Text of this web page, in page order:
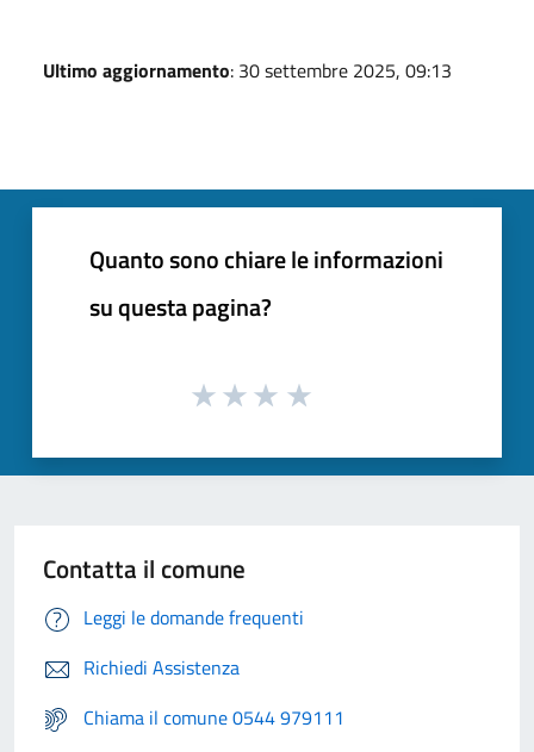
Ultimo aggiornamento: 30 settembre 2025, 09:13
Quanto sono chiare le informazioni
su questa pagina?
Contatta il comune
Leggi le domande frequenti
Richiedi Assistenza
Chiama il comune 0544 979111